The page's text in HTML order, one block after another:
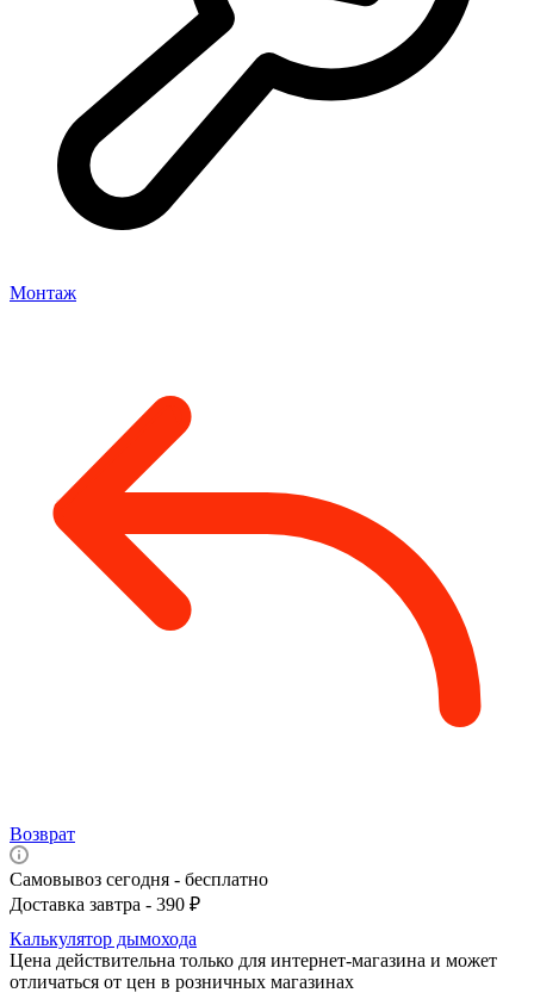
Монтаж
Возврат
Самовывоз сегодня - бесплатно
Доставка завтра - 390 ₽
Калькулятор дымохода
Цена действительна только для интернет-магазина и может
отличаться от цен в розничных магазинах